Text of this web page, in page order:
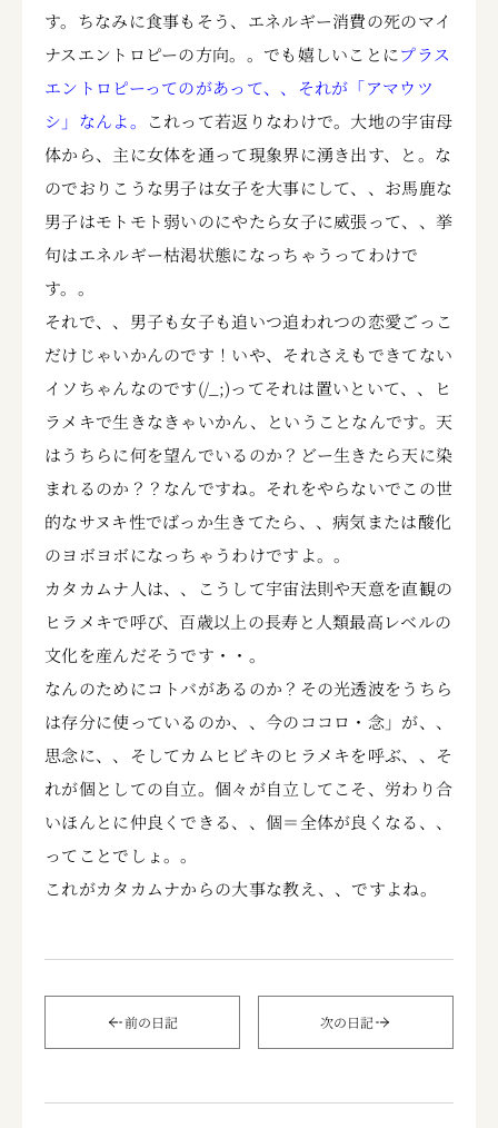
す。ちなみに食事もそう、エネルギー消費の死のマイ
ナスエントロピーの方向。。でも嬉しいことにプラス
エントロピーってのがあって、、それが「アマウツ
シ」なんよ。
これって若返りなわけで。大地の宇宙母
体から、主に女体を通って現象界に湧き出す、と。な
のでおりこうな男子は女子を大事にして、、お馬鹿な
男子はモトモト弱いのにやたら女子に威張って、、挙
句はエネルギー枯渇状態になっちゃうってわけで
す。。
それで、、男子も女子も追いつ追われつの恋愛ごっこ
だけじゃいかんのです！いや、それさえもできてない
イソちゃんなのです(/_;)ってそれは置いといて、、ヒ
ラメキで生きなきゃいかん、ということなんです。天
はうちらに何を望んでいるのか？どー生きたら天に染
まれるのか？？なんですね。それをやらないでこの世
的なサヌキ性でばっか生きてたら、、病気または酸化
のヨボヨボになっちゃうわけですよ。。
カタカムナ人は、、こうして宇宙法則や天意を直観の
ヒラメキで呼び、百歳以上の長寿と人類最高レベルの
文化を産んだそうです・・。
なんのためにコトバがあるのか？その光透波をうちら
は存分に使っているのか、、今のココロ・念」が、、
思念に、、そしてカムヒビキのヒラメキを呼ぶ、、そ
れが個としての自立。個々が自立してこそ、労わり合
いほんとに仲良くできる、、個＝全体が良くなる、、
ってことでしょ。。
これがカタカムナからの大事な教え、、ですよね。
前の日記 次の日記